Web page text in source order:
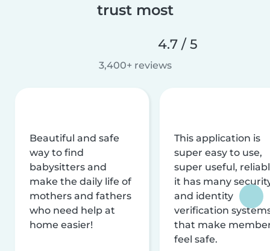
trust most
4.7 / 5
3,400+ reviews
Beautiful and safe
way to find
babysitters and
make the daily life of
mothers and fathers
who need help at
home easier!
This application is
super easy to use,
super useful,
it has many
and identity
verification
that make
feel safe.